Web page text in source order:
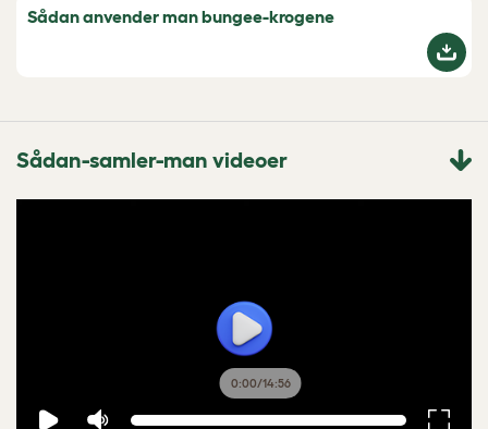
Sådan anvender man bungee-krogene
Sådan-samler-man videoer
0:00/14:56